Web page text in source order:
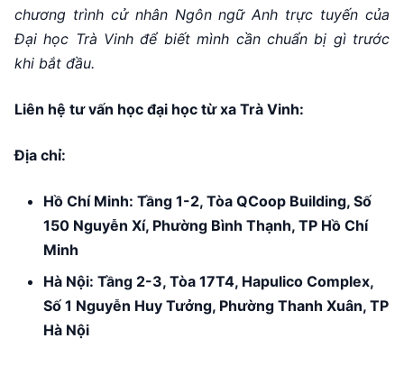
chương trình cử nhân Ngôn ngữ Anh trực tuyến của
Đại học Trà Vinh để biết mình cần chuẩn bị gì trước
khi bắt đầu.
Liên hệ tư vấn học đại học từ xa Trà Vinh:
Địa chỉ:
Hồ Chí Minh: Tầng 1-2, Tòa QCoop Building, Số
150 Nguyễn Xí, Phường Bình Thạnh, TP Hồ Chí
Minh
Hà Nội: Tầng 2-3, Tòa 17T4, Hapulico Complex,
Số 1 Nguyễn Huy Tưởng, Phường Thanh Xuân, TP
Hà Nội